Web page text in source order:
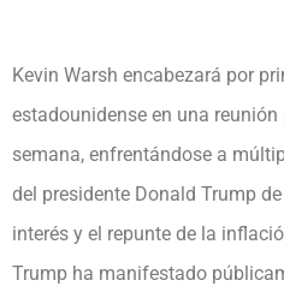
Kevin Warsh encabezará por
estadounidense en una
semana, enfrentándose a
del presidente Donald Trump
interés y el repunte de la
Trump ha manifestado